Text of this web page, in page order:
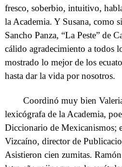
fresco, soberbio, intuitivo,
la Academia. Y Susana, como
Sancho Panza, “La Peste” de
cálido agradecimiento a todos
mostrado lo mejor de los
hasta dar la vida por nosotros.
Coordinó muy bien
lexicógrafa de la Academia,
Diccionario de Mexicanismos;
Vizcaíno, director de
Asistieron cien zumitas.